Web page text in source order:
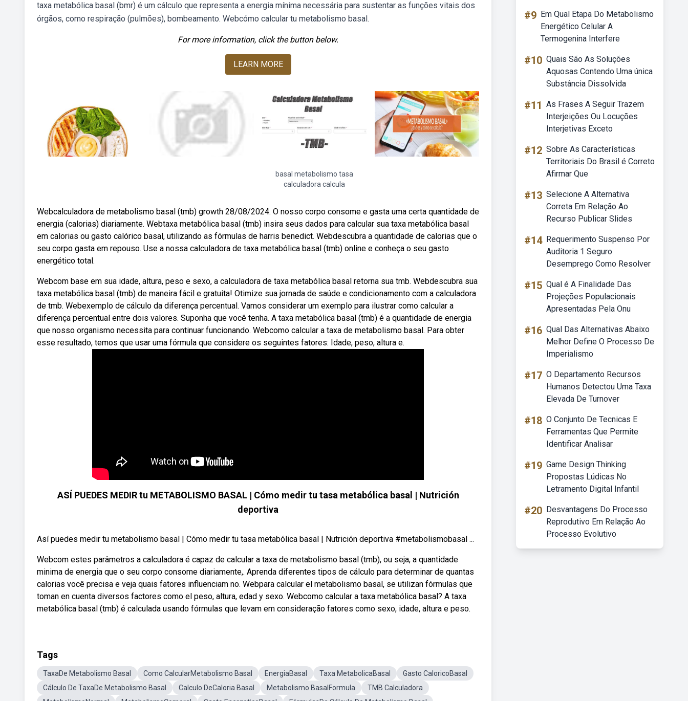
taxa metabólica basal (bmr) é um cálculo que representa a energia mínima necessária para sustentar as funções vitais dos
órgãos, como respiração (pulmões), bombeamento. Webcómo calcular tu metabolismo basal.
For more information, click the button below.
LEARN MORE
basal metabolismo tasa
calculadora calcula
Webcalculadora de metabolismo basal (tmb) growth 28/08/2024. O nosso corpo consome e gasta uma certa quantidade de
energia (calorias) diariamente. Webtaxa metabólica basal (tmb) insira seus dados para calcular sua taxa metabólica basal
em calorias ou gasto calórico basal, utilizando as fórmulas de harris benedict. Webdescubra a quantidade de calorias que o
seu corpo gasta em repouso. Use a nossa calculadora de taxa metabólica basal (tmb) online e conheça o seu gasto
energético total.
Webcom base em sua idade, altura, peso e sexo, a calculadora de taxa metabólica basal retorna sua tmb. Webdescubra sua
taxa metabólica basal (tmb) de maneira fácil e gratuita! Otimize sua jornada de saúde e condicionamento com a calculadora
de tmb. Webexemplo de cálculo da diferença percentual. Vamos considerar um exemplo para ilustrar como calcular a
diferença percentual entre dois valores. Suponha que você tenha. A taxa metabólica basal (tmb) é a quantidade de energia
que nosso organismo necessita para continuar funcionando. Webcomo calcular a taxa de metabolismo basal. Para obter
esse resultado, temos que usar uma fórmula que considere os seguintes fatores: Idade, peso, altura e.
ASÍ PUEDES MEDIR tu METABOLISMO BASAL | Cómo medir tu tasa metabólica basal | Nutrición
deportiva
Así puedes medir tu metabolismo basal | Cómo medir tu tasa metabólica basal | Nutrición deportiva #metabolismobasal ...
Webcom estes parâmetros a calculadora é capaz de calcular a taxa de metabolismo basal (tmb), ou seja, a quantidade
minima de energia que o seu corpo consome diariamente,. Aprenda diferentes tipos de cálculo para determinar de quantas
calorias você precisa e veja quais fatores influenciam no. Webpara calcular el metabolismo basal, se utilizan fórmulas que
toman en cuenta diversos factores como el peso, altura, edad y sexo. Webcomo calcular a taxa metabólica basal? A taxa
metabólica basal (tmb) é calculada usando fórmulas que levam em consideração fatores como sexo, idade, altura e peso.
Tags
TaxaDe Metabolismo Basal Como CalcularMetabolismo Basal EnergiaBasal Taxa MetabolicaBasal
Gasto CaloricoBasal
Cálculo De TaxaDe Metabolismo Basal
Calculo DeCaloria Basal Metabolismo BasalFormula
TMB Calculadora
#9 Em Qual Etapa Do Metabolismo
Energético Celular A
Termogenina Interfere
#10 Quais São As Soluções
Aquosas Contendo Uma única
Substância Dissolvida
#11 As Frases A Seguir Trazem
Interjeições Ou Locuções
Interjetivas Exceto
#12 Sobre As Características
Territoriais Do Brasil é Correto
Afirmar Que
#13 Selecione A Alternativa
Correta Em Relação Ao
Recurso Publicar Slides
#14 Requerimento Suspenso Por
Auditoria 1 Seguro
Desemprego Como Resolver
#15 Qual é A Finalidade Das
Projeções Populacionais
Apresentadas Pela Onu
#16 Qual Das Alternativas Abaixo
Melhor Define O Processo De
Imperialismo
#17 O Departamento Recursos
Humanos Detectou Uma Taxa
Elevada De Turnover
#18 O Conjunto De Tecnicas E
Ferramentas Que Permite
Identificar Analisar
#19 Game Design Thinking
Propostas Lúdicas No
Letramento Digital Infantil
#20 Desvantagens Do Processo
Reprodutivo Em Relação Ao
Processo Evolutivo